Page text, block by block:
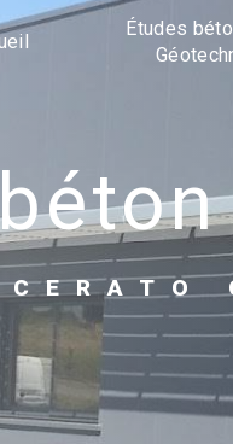
Études